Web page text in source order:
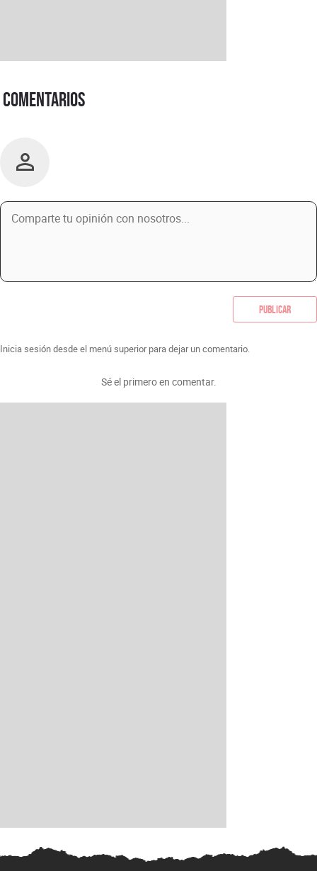
Comentarios
Publicar
Inicia sesión desde el menú superior para dejar un comentario.
Sé el primero en comentar.